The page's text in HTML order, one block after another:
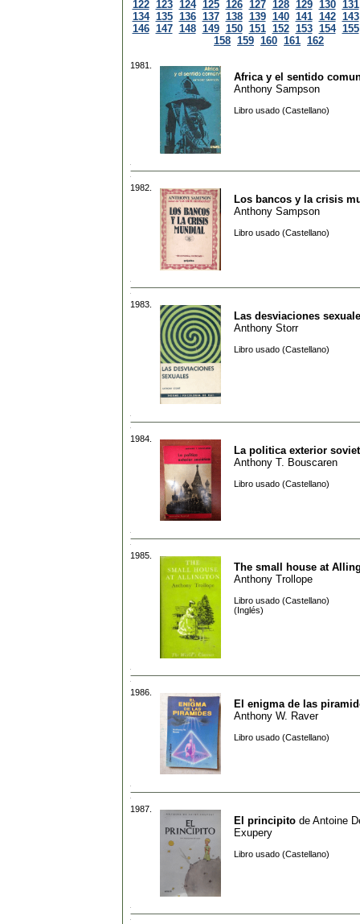
122 123 124 125 126 127 128 129 130 131
134 135 136 137 138 139 140 141 142 143
146 147 148 149 150 151 152 153 154 155
158 159 160 161 162
1981.
Africa y el sentido
Anthony Sampson
Libro usado (Castellano)
1982.
Los bancos y la crisis
Anthony Sampson
Libro usado (Castellano)
1983.
Las desviaciones
Anthony Storr
Libro usado (Castellano)
1984.
La politica exterior
Anthony T. Bouscaren
Libro usado (Castellano)
1985.
The small house at
Anthony Trollope
Libro usado (Castellano)
(Inglés)
1986.
El enigma de las
Anthony W. Raver
Libro usado (Castellano)
1987.
El principito de Antoine
Exupery
Libro usado (Castellano)